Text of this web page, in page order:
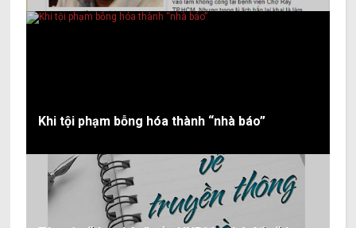
Khi tội phạm bỗng hóa thành “nhà báo”